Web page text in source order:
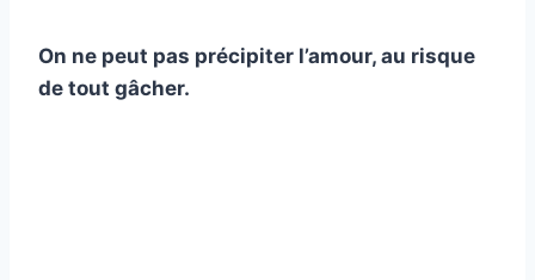
On ne peut pas précipiter l’amour, au risque
de tout gâcher.